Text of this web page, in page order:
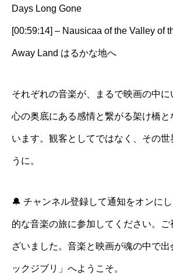
Days Long Gone
[00:59:14] – Nausicaa of the Valley of
Away Land はるかな地へ
それぞれの音楽が、まるで映画の中に
心の奥底にある感情と繋がる架け橋と
います。観客としてではなく、その世
うに。
🔔 チャンネル登録して通知をオンに
的な音楽の旅に参加してください。
ざいました。音楽と映画が魂の中で出
ックジブリ」へようこそ。